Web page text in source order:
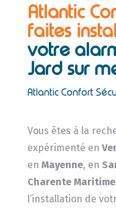
Atlantic
faites
votre
Jard sur
Atlantic Confort
Vous êtes à la
expérimenté en
en Mayenne, en
Charente Maritime
l’installation de